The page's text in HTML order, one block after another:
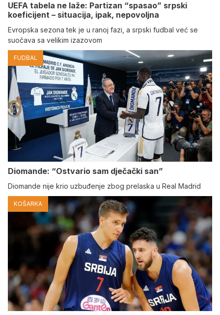
UEFA tabela ne laže: Partizan “spasao” srpski
koeficijent – situacija, ipak, nepovoljna
Evropska sezona tek je u ranoj fazi, a srpski fudbal već se
suočava sa velikim izazovom
FUDBAL
Diomande: “Ostvario sam dječački san”
Diomande nije krio uzbuđenje zbog prelaska u Real Madrid
KOŠARKA